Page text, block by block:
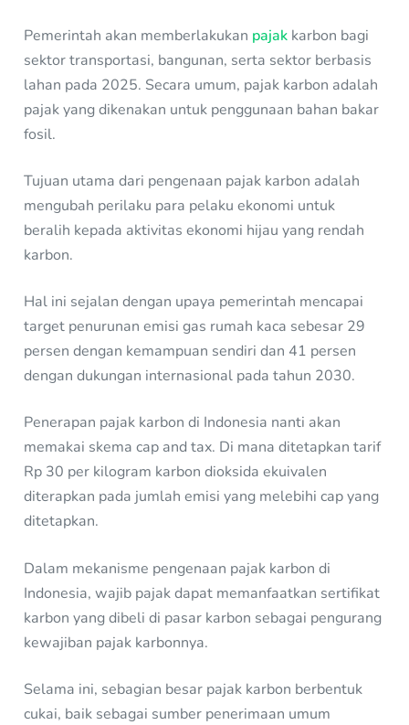
Pemerintah akan memberlakukan pajak karbon bagi
sektor transportasi, bangunan, serta sektor berbasis
lahan pada 2025. Secara umum, pajak karbon adalah
pajak yang dikenakan untuk penggunaan bahan bakar
fosil.
Tujuan utama dari pengenaan pajak karbon adalah
mengubah perilaku para pelaku ekonomi untuk
beralih kepada aktivitas ekonomi hijau yang rendah
karbon.
Hal ini sejalan dengan upaya pemerintah mencapai
target penurunan emisi gas rumah kaca sebesar 29
persen dengan kemampuan sendiri dan 41 persen
dengan dukungan internasional pada tahun 2030.
Penerapan pajak karbon di Indonesia nanti akan
memakai skema cap and tax. Di mana ditetapkan tarif
Rp 30 per kilogram karbon dioksida ekuivalen
diterapkan pada jumlah emisi yang melebihi cap yang
ditetapkan.
Dalam mekanisme pengenaan pajak karbon di
Indonesia, wajib pajak dapat memanfaatkan sertifikat
karbon yang dibeli di pasar karbon sebagai pengurang
kewajiban pajak karbonnya.
Selama ini, sebagian besar pajak karbon berbentuk
cukai, baik sebagai sumber penerimaan umum